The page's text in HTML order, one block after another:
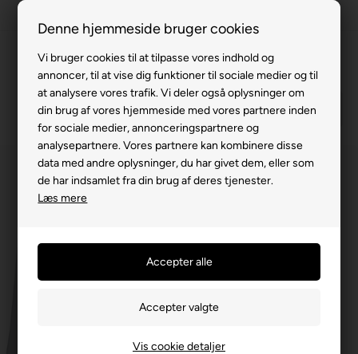
Denne hjemmeside bruger cookies
Vi bruger cookies til at tilpasse vores indhold og
annoncer, til at vise dig funktioner til sociale medier og til
at analysere vores trafik. Vi deler også oplysninger om
din brug af vores hjemmeside med vores partnere inden
for sociale medier, annonceringspartnere og
analysepartnere. Vores partnere kan kombinere disse
data med andre oplysninger, du har givet dem, eller som
de har indsamlet fra din brug af deres tjenester.
Læs mere
Vis cookie detaljer
Gratis levering v. køb for 799,-
Service hos dig
3 års garanti
63 15 00 00